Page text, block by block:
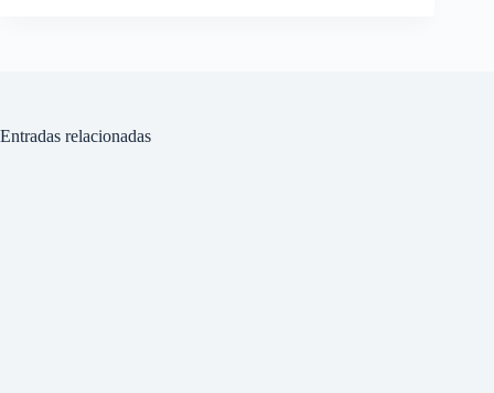
Entradas relacionadas